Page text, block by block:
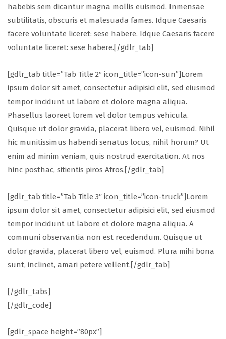
habebis sem dicantur magna mollis euismod. Inmensae
subtilitatis, obscuris et malesuada fames. Idque Caesaris
facere voluntate liceret: sese habere. Idque Caesaris facere
voluntate liceret: sese habere.[/gdlr_tab]
[gdlr_tab title=”Tab Title 2″ icon_title=”icon-sun”]Lorem
ipsum dolor sit amet, consectetur adipisici elit, sed eiusmod
tempor incidunt ut labore et dolore magna aliqua.
Phasellus laoreet lorem vel dolor tempus vehicula.
Quisque ut dolor gravida, placerat libero vel, euismod. Nihil
hic munitissimus habendi senatus locus, nihil horum? Ut
enim ad minim veniam, quis nostrud exercitation. At nos
hinc posthac, sitientis piros Afros.[/gdlr_tab]
[gdlr_tab title=”Tab Title 3″ icon_title=”icon-truck”]Lorem
ipsum dolor sit amet, consectetur adipisici elit, sed eiusmod
tempor incidunt ut labore et dolore magna aliqua. A
communi observantia non est recedendum. Quisque ut
dolor gravida, placerat libero vel, euismod. Plura mihi bona
sunt, inclinet, amari petere vellent.[/gdlr_tab]
[/gdlr_tabs]
[/gdlr_code]
[gdlr_space height=”80px”]